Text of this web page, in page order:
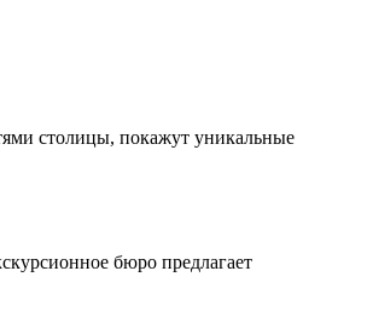
столицы, покажут уникальные
бюро предлагает